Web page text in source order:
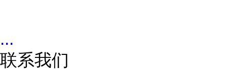
...
联系我们